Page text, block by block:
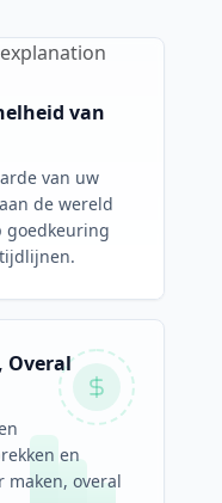
van
van uw
de wereld
goedkeuring
Overal
en
maken, overal